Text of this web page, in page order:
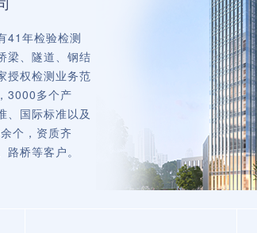
41年检验检测
梁、隧道、钢结
授权检测业务范
3000多个产
、国际标准以及
个，资质齐
桥等客户。